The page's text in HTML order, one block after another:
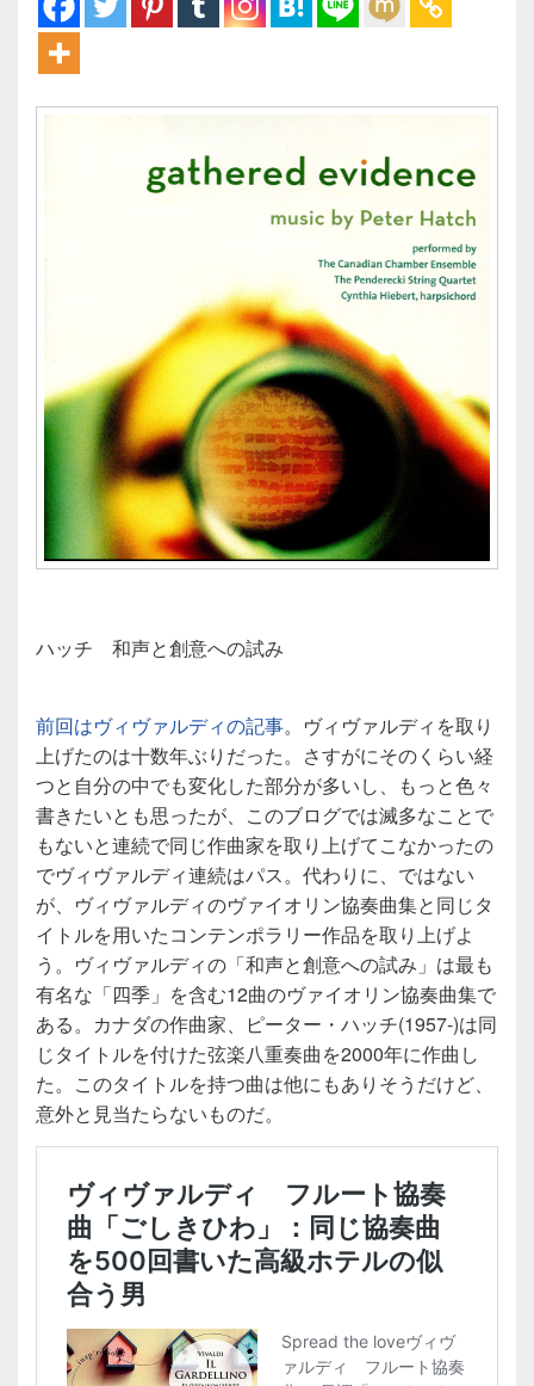
ハッチ 和声と創意への試み
前回はヴィヴァルディの記事。ヴィヴァルディを取り
上げたのは十数年ぶりだった。さすがにそのくらい経
つと自分の中でも変化した部分が多いし、もっと色々
書きたいとも思ったが、このブログでは滅多なことで
もないと連続で同じ作曲家を取り上げてこなかったの
でヴィヴァルディ連続はパス。代わりに、ではない
が、ヴィヴァルディのヴァイオリン協奏曲集と同じタ
イトルを用いたコンテンポラリー作品を取り上げよ
う。ヴィヴァルディの「和声と創意への試み」は最も
有名な「四季」を含む12曲のヴァイオリン協奏曲集で
ある。カナダの作曲家、ピーター・ハッチ(1957-)は同
じタイトルを付けた弦楽八重奏曲を2000年に作曲し
た。このタイトルを持つ曲は他にもありそうだけど、
意外と見当たらないものだ。